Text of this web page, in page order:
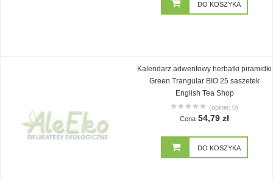
DO KOSZYKA
Kalendarz adwentowy herbatki piramidki
Green Trangular BIO 25 saszetek
English Tea Shop
(opinie: 0)
Cena 54,79 zł
DO KOSZYKA